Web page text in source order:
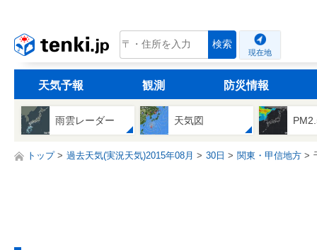
tenki.jp 検索
現在地
天気予報 観測 防災情報
雨雲レーダー 天気図
トップ 過去天気(実況天気)2015年08月 30日 関東・甲信地方